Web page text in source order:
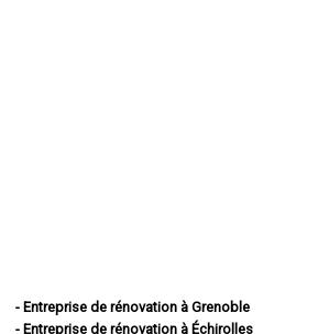
- Entreprise de rénovation à Grenoble
- Entreprise de rénovation à Échirolles